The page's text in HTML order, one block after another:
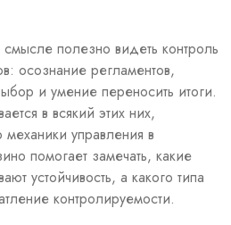
полезно видеть контроль
осознание регламентов,
и умение переносить итоги.
в всякий этих них,
механики управления в
помогает замечать, какие
устойчивость, а какого типа
контролируемости.